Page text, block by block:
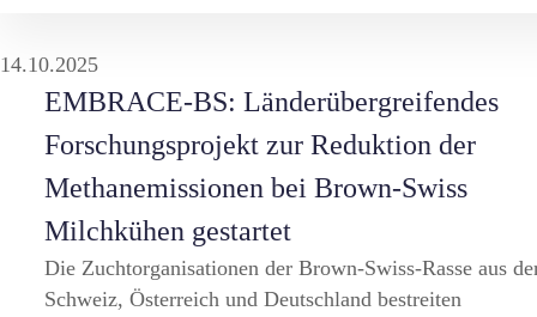
14.10.2025
EMBRACE-BS: Länderübergreifendes
Forschungsprojekt zur Reduktion der
Methanemissionen bei Brown-Swiss
Milchkühen gestartet
Die Zuchtorganisationen der Brown-Swiss-Rasse aus
Schweiz, Österreich und Deutschland bestreiten